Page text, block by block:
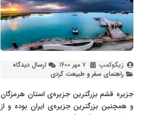
زیگوکمپ ۷ مهر ۱۴۰۰
ارسال دیدگاه
راهنمای سفر و طبیعت گردی
جزیره‌ قشم بزرگترین جزیره‌ی استان هرمزگان
و همچنین بزرگترین جزیره‌ی ایران بوده و از